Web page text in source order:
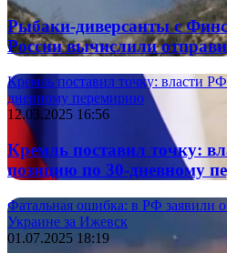
Рыбаки-диверсанты с
России вычислили
Кремль поставил точку: власти
дневному перемирию
12.03.2025 16:56
Кремль поставил точку:
позицию по 30-дневному
Фатальная ошибка: в РФ заявили
Украине за Ижевск
01.07.2025 18:19